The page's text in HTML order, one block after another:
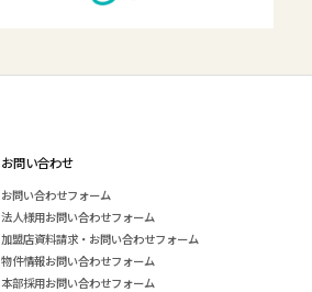
お問い合わせ
お問い合わせフォーム
法人様用お問い合わせフォーム
加盟店資料請求・お問い合わせフォーム
物件情報お問い合わせフォーム
本部採用お問い合わせフォーム